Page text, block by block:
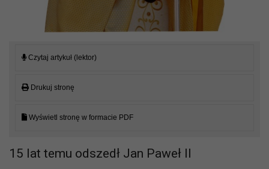
Czytaj artykuł (lektor)
Drukuj stronę
Wyświetl stronę w formacie PDF
15 lat temu odszedł Jan Paweł II